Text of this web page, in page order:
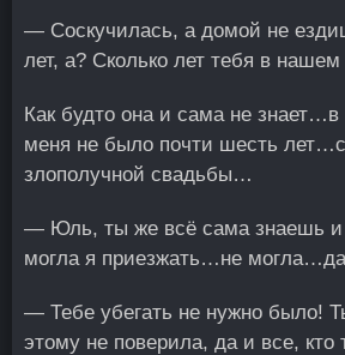
— Соскучилась, а домой не
лет, а? Сколько лет тебя в
Как будто она и сама не знает…в
меня не было почти шесть
злополучной свадьбы…
— Юль, ты же всё сама знаешь
могла я приезжать…не
— Тебе убегать не нужно было!
этому не поверила, да и все, кто